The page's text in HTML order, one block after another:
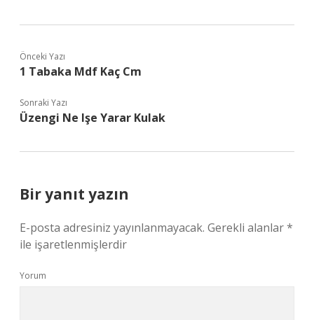
Önceki Yazı
1 Tabaka Mdf Kaç Cm
Sonraki Yazı
Üzengi Ne Işe Yarar Kulak
Bir yanıt yazın
E-posta adresiniz yayınlanmayacak. Gerekli alanlar*
ile işaretlenmişlerdir
Yorum